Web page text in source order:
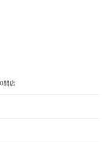
味を引き出しておりま
っていただくと
の元祖の味が楽しめる。
。
開店